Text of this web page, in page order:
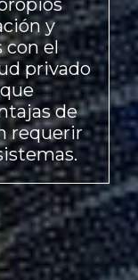
y
con el
privado
de
requerir